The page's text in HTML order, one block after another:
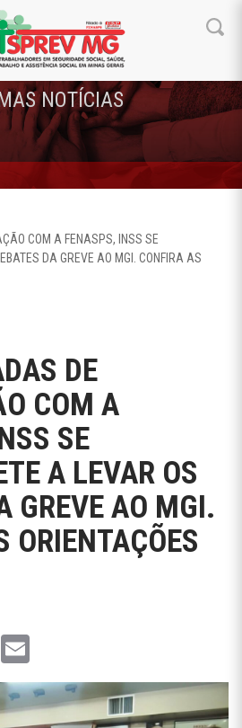
NOTÍCIAS
COM A FENASPS, INSS SE
DA GREVE AO MGI. CONFIRA AS
DE
COM A
SE
A LEVAR OS
GREVE AO MGI.
ORIENTAÇÕES
Telegram